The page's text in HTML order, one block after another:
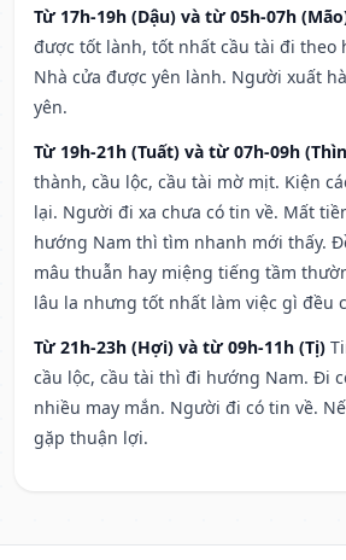
Từ 17h-19h (Dậu) và từ 05h-07h
được tốt lành, tốt nhất cầu tài đi theo
Nhà cửa được yên lành. Người xuất
yên.
Từ 19h-21h (Tuất) và từ 07h-09h
thành, cầu lộc, cầu tài mờ mịt. Kiện
lại. Người đi xa chưa có tin về. Mất
hướng Nam thì tìm nhanh mới thấy.
mâu thuẫn hay miệng tiếng tầm
lâu la nhưng tốt nhất làm việc gì đều
Từ 21h-23h (Hợi) và từ 09h-11h (Tị)
cầu lộc, cầu tài thì đi hướng Nam. Đi
nhiều may mắn. Người đi có tin về.
gặp thuận lợi.